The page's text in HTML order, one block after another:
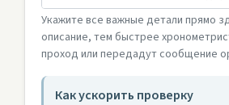
Укажите все важные детали прямо
описание, тем быстрее
проход или передадут сообщение
Как ускорить проверку